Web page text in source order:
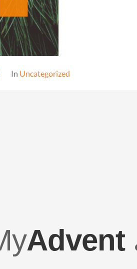
In Uncategorized